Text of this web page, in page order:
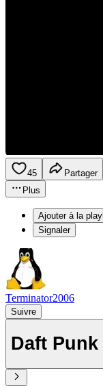
45 Partager
Plus
Ajouter à la
Signaler
Terminator2006
Suivre
Daft